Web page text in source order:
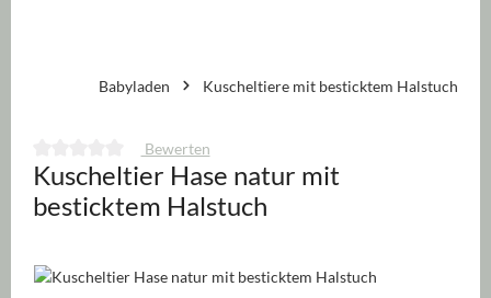
Babyladen Kuscheltiere mit besticktem Halstuch
Durchschnittliche Bewertung von 0 von 5 Sternen
Bewerten
Kuscheltier Hase natur mit
besticktem Halstuch
Bildergalerie überspringen